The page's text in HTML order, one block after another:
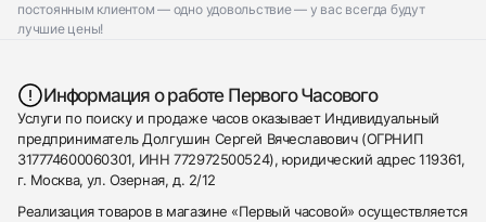
постоянным клиентом — одно удовольствие — у вас всегда будут
лучшие цены!
Информация о работе Первого Часового
Услуги по поиску и продаже часов оказывает Индивидуальный
предприниматель Долгушин Сергей Вячеславович (ОГРНИП
317774600060301, ИНН 772972500524), юридический адрес 119361,
г. Москва, ул. Озерная, д. 2/12
Реализация товаров в магазине «Первый часовой» осуществляется